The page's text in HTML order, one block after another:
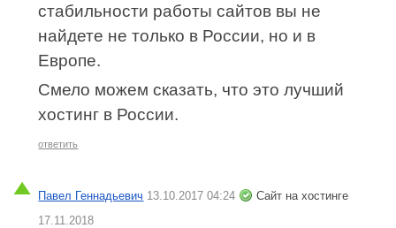
стабильности работы сайтов вы не
найдете не только в России, но и в
Европе.
Смело можем сказать, что это лучший
хостинг в России.
ответить
Павел Геннадьевич 13.10.2017 04:24
Сайт на хостинге
17.11.2018